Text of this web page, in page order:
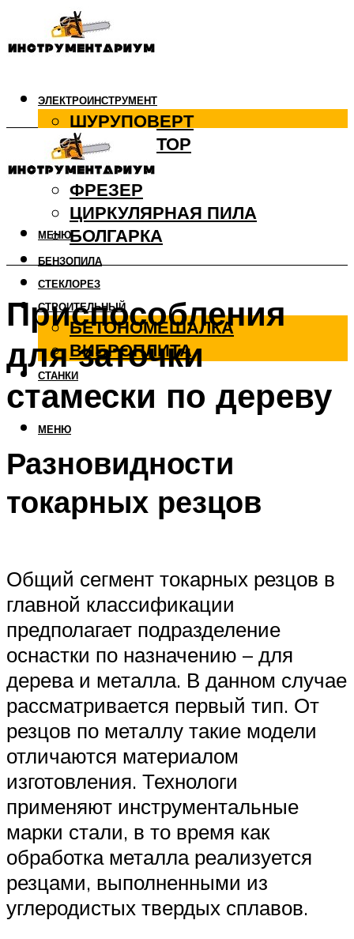
ЭЛЕКТРОИНСТРУМЕНТ
ШУРУПОВЕРТ
ПЕРФОРАТОР
ДРЕЛЬ
ФРЕЗЕР
ЦИРКУЛЯРНАЯ ПИЛА
БОЛГАРКА
БЕНЗОПИЛА
СТЕКЛОРЕЗ
СТРОИТЕЛЬНЫЙ
БЕТОНОМЕШАЛКА
ВИБРОПЛИТА
СТАНКИ
МЕНЮ
МЕНЮ
Приспособления
для заточки
стамески по дереву
Разновидности
токарных резцов
Общий сегмент токарных резцов в
главной классификации
предполагает подразделение
оснастки по назначению – для
дерева и металла. В данном случае
рассматривается первый тип. От
резцов по металлу такие модели
отличаются материалом
изготовления. Технологи
применяют инструментальные
марки стали, в то время как
обработка металла реализуется
резцами, выполненными из
углеродистых твердых сплавов.